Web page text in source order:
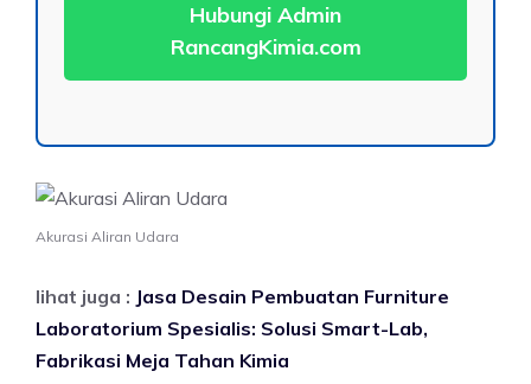
Hubungi Admin
RancangKimia.com
Akurasi Aliran Udara
lihat juga : Jasa Desain Pembuatan Furniture
Laboratorium Spesialis: Solusi Smart-Lab,
Fabrikasi Meja Tahan Kimia